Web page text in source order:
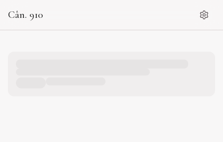
Cân. 910